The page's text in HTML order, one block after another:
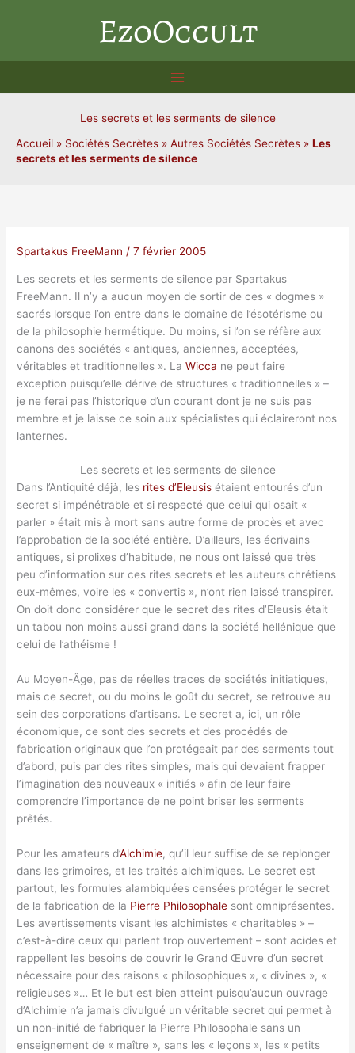
EzoOccult
Les secrets et les serments de silence
Accueil » Sociétés Secrètes » Autres Sociétés Secrètes » Les
secrets et les serments de silence
Spartakus FreeMann /7 février 2005
Les secrets et les serments de silence par Spartakus
FreeMann. Il n’y a aucun moyen de sortir de ces « dogmes »
sacrés lorsque l’on entre dans le domaine de l’ésotérisme ou
de la philosophie hermétique. Du moins, si l’on se réfère aux
canons des sociétés « antiques, anciennes, acceptées,
véritables et traditionnelles ». LaWicca ne peut faire
exception puisqu’elle dérive de structures « traditionnelles » –
je ne ferai pas l’historique d’un courant dont je ne suis pas
membre et je laisse ce soin aux spécialistes qui éclaireront nos
lanternes.
Les secrets et les serments de silence
Dans l’Antiquité déjà, les rites d’Eleusis étaient entourés d’un
secret si impénétrable et si respecté que celui qui osait «
parler » était mis à mort sans autre forme de procès et avec
l’approbation de la société entière. D’ailleurs, les écrivains
antiques, si prolixes d’habitude, ne nous ont laissé que très
peu d’information sur ces rites secrets et les auteurs chrétiens
eux-mêmes, voire les « convertis », n’ont rien laissé transpirer.
On doit donc considérer que le secret des rites d’Eleusis était
un tabou non moins aussi grand dans la société hellénique que
celui de l’athéisme !
Au Moyen-Âge, pas de réelles traces de sociétés initiatiques,
mais ce secret, ou du moins le goût du secret, se retrouve au
sein des corporations d’artisans. Le secret a, ici, un rôle
économique, ce sont des secrets et des procédés de
fabrication originaux que l’on protégeait par des serments tout
d’abord, puis par des rites simples, mais qui devaient frapper
l’imagination des nouveaux « initiés » afin de leur faire
comprendre l’importance de ne point briser les serments
prêtés.
Pour les amateurs d’Alchimie, qu’il leur suffise de se replonger
dans les grimoires, et les traités alchimiques. Le secret est
partout, les formules alambiquées censées protéger le secret
de la fabrication de la Pierre Philosophale sont omniprésentes.
Les avertissements visant les alchimistes « charitables » –
c’est-à-dire ceux qui parlent trop ouvertement – sont acides et
rappellent les besoins de couvrir le Grand Œuvre d’un secret
nécessaire pour des raisons « philosophiques », « divines », «
religieuses »… Et le but est bien atteint puisqu’aucun ouvrage
d’Alchimie n’a jamais divulgué un véritable secret qui permet à
un non-initié de fabriquer la Pierre Philosophale sans un
enseignement de « maître », sans les « leçons », les « petits